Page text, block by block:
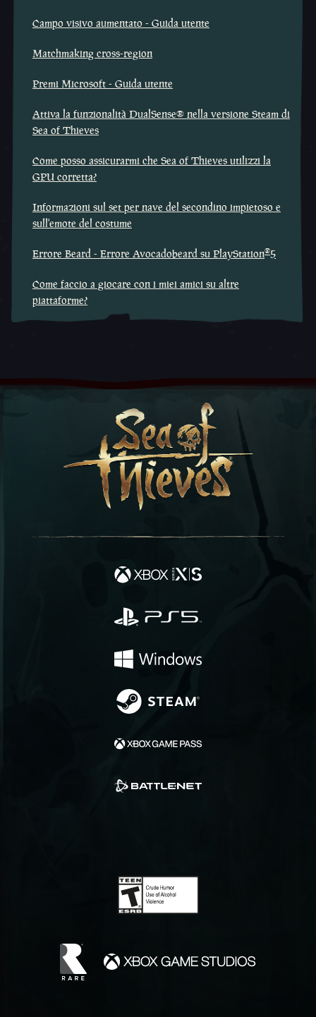
Campo visivo aumentato - Guida utente
Matchmaking cross-region
Premi Microsoft - Guida utente
Attiva la funzionalità DualSense® nella versione Steam di
Sea of Thieves
Come posso assicurarmi che Sea of Thieves utilizzi la
GPU corretta?
Informazioni sul set per nave del secondino impietoso e
sull'emote del costume
Errore Beard - Errore Avocadobeard su PlayStation®5
Come faccio a giocare con i miei amici su altre
piattaforme?